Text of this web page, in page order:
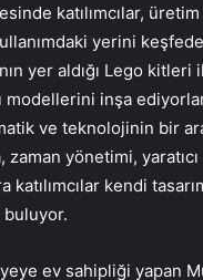
katılımcılar, üretim
yerini
yer aldığı Lego kitleri
modellerini inşa
ve teknolojinin bir
zaman yönetimi,
katılımcılar kendi
buluyor.
ev sahipliği yapan